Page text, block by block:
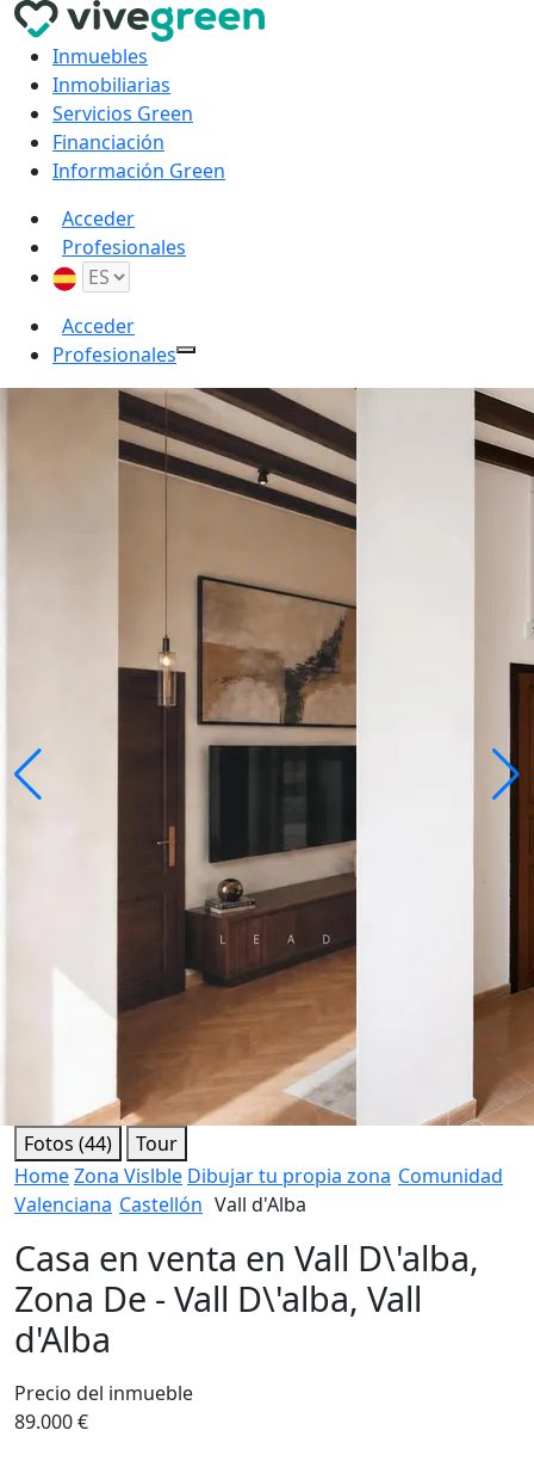
Inmuebles
Inmobiliarias
Servicios Green
Financiación
Información Green
Acceder
Profesionales
Acceder
Profesionales
Fotos (44)
Tour
HomeZona Vislble Dibujar tu propia zona Comunidad
Valenciana Castellón Vall d'Alba
Casa en venta en Vall D\'alba,
Zona De - Vall D\'alba, Vall
d'Alba
Precio del inmueble
89.000 €